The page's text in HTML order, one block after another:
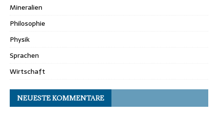
Mineralien
Philosophie
Physik
Sprachen
Wirtschaft
NEUESTE KOMMENTARE